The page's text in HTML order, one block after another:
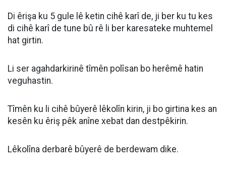
Di êrişa ku 5 gule lê ketin cihê karî de, ji ber ku tu kes
di cihê karî de tune bû rê li ber karesateke muhtemel
hat girtin.
Li ser agahdarkirinê tîmên polîsan bo herêmê hatin
veguhastin.
Tîmên ku li cihê bûyerê lêkolîn kirin, ji bo girtina kes an
kesên ku êriş pêk anîne xebat dan destpêkirin.
Lêkolîna derbarê bûyerê de berdewam dike.